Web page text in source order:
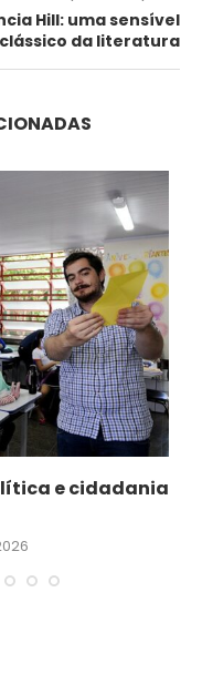
Hill: uma sensível
da literatura
e cidadania